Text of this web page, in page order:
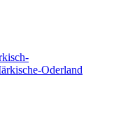
Oderland